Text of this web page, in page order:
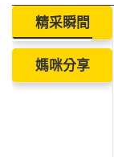
精采瞬間
媽咪分享